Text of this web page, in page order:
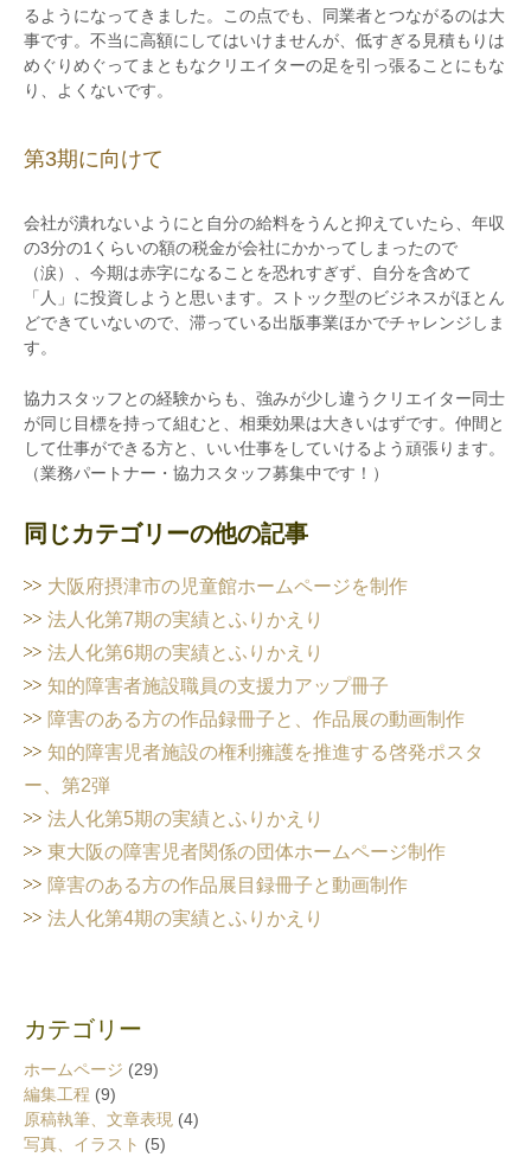
るようになってきました。この点でも、同業者とつながるのは大
事です。不当に高額にしてはいけませんが、低すぎる見積もりは
めぐりめぐってまともなクリエイターの足を引っ張ることにもな
り、よくないです。
第3期に向けて
会社が潰れないようにと自分の給料をうんと抑えていたら、年収
の3分の1くらいの額の税金が会社にかかってしまったので
（涙）、今期は赤字になることを恐れすぎず、自分を含めて
「人」に投資しようと思います。ストック型のビジネスがほとん
どできていないので、滞っている出版事業ほかでチャレンジしま
す。
協力スタッフとの経験からも、強みが少し違うクリエイター同士
が同じ目標を持って組むと、相乗効果は大きいはずです。仲間と
して仕事ができる方と、いい仕事をしていけるよう頑張ります。
（業務パートナー・協力スタッフ募集中です！）
同じカテゴリーの他の記事
大阪府摂津市の児童館ホームページを制作
法人化第7期の実績とふりかえり
法人化第6期の実績とふりかえり
知的障害者施設職員の支援力アップ冊子
障害のある方の作品録冊子と、作品展の動画制作
知的障害児者施設の権利擁護を推進する啓発ポスタ
ー、第2弾
法人化第5期の実績とふりかえり
東大阪の障害児者関係の団体ホームページ制作
障害のある方の作品展目録冊子と動画制作
法人化第4期の実績とふりかえり
カテゴリー
ホームページ (29)
編集工程 (9)
原稿執筆、文章表現 (4)
写真、イラスト (5)